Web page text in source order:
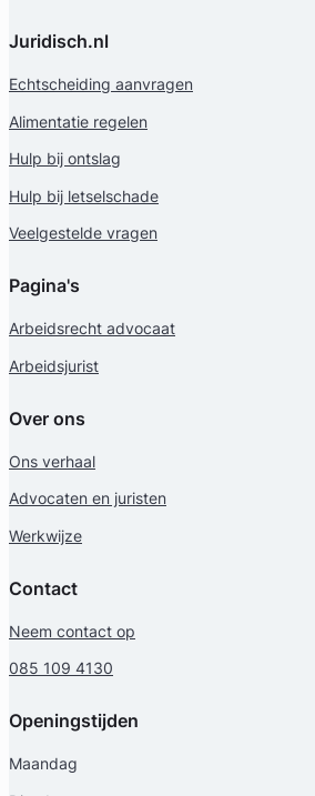
Juridisch.nl
Echtscheiding aanvragen
Alimentatie regelen
Hulp bij ontslag
Hulp bij letselschade
Veelgestelde vragen
Pagina's
Arbeidsrecht advocaat
Arbeidsjurist
Over ons
Ons verhaal
Advocaten en juristen
Werkwijze
Contact
Neem contact op
085 109 4130
Openingstijden
Maandag